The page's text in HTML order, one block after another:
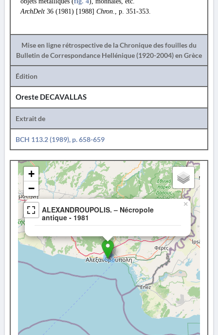
ArchDelt 36 (1981) [1988] Chron., p. 351-353.
Mise en ligne rétrospective de la Chronique des fouilles du
Bulletin de Correspondance Hellénique (1920-2004) en Grèce
Édition
Oreste DECAVALLAS
Extrait de
BCH 113.2 (1989), p. 658-659
ALEXANDROUPOLIS. – Nécropole
antique - 1981
×
+
−